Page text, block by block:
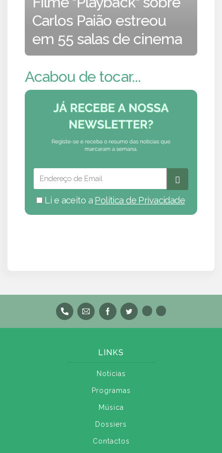
Carlos Paião estreou
em 55 salas de cinema
Acabou de tocar...
Li e aceito a Política de Privacidade
LINKS
Notícias
Programas
Música
Dossiers
Contactos